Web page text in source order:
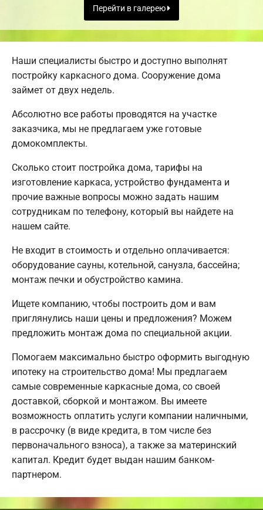
Перейти в галерею
Наши специалисты быстро и доступно выполнят
постройку каркасного дома. Сооружение дома
займет от двух недель.
Абсолютно все работы проводятся на участке
заказчика, мы не предлагаем уже готовые
домокомплекты.
Сколько стоит постройка дома, тарифы на
изготовление каркаса, устройство фундамента и
прочие важные вопросы можно задать нашим
сотрудникам по телефону, который вы найдете на
нашем сайте.
Не входит в стоимость и отдельно оплачивается:
оборудование сауны, котельной, санузла, бассейна;
монтаж печки и обустройство камина.
Ищете компанию, чтобы построить дом и вам
приглянулись наши цены и предложения? Можем
предложить монтаж дома по специальной акции.
Помогаем максимально быстро оформить выгодную
ипотеку на строительство дома! Мы предлагаем
самые современные каркасные дома, со своей
доставкой, сборкой и монтажом. Вы имеете
возможность оплатить услуги компании наличными,
в рассрочку (в виде кредита, в том числе без
первоначального взноса), а также за материнский
капитал. Кредит будет выдан нашим банком-
партнером.